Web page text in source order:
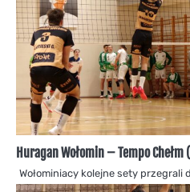
Huragan Wołomin – Tempo Chełm
Wołominiacy kolejne sety przegrali